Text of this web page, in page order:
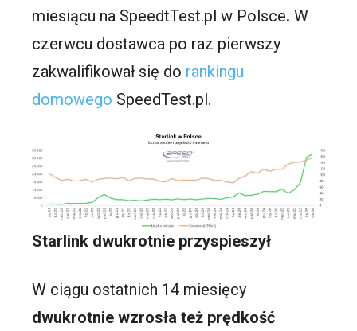
miesiącu na SpeedtTest.pl w Polsce.W
czerwcu dostawca po raz pierwszy
zakwalifikował się do rankingu
domowego SpeedTest.pl.
Starlink dwukrotnie przyspieszył
W ciągu ostatnich 14 miesięcy
dwukrotnie wzrosła też prędkość